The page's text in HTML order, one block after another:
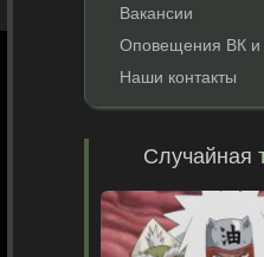
Вакансии
Оповещения ВК и
Наши контакты
Случайная